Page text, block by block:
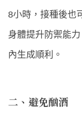
8小時，接種後也
身體提升防禦能
內生成順利。
二、避免酗酒